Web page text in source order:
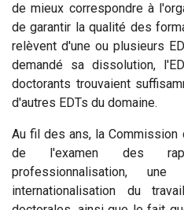
de mieux correspondre à
de garantir la qualité des
relèvent d'une ou plusieurs
demandé sa dissolution,
doctorants trouvaient
d'autres EDTs du domaine.
Au fil des ans, la Commission
de l'examen des
professionnalisation,
internationalisation du